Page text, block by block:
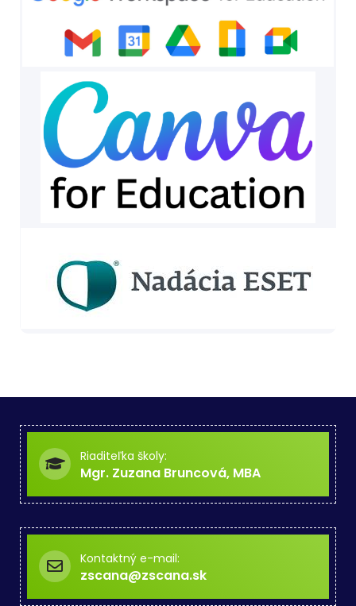
Riaditeľka školy:
Mgr. Zuzana Bruncová, MBA
Kontaktný e-mail:
zscana@zscana.sk